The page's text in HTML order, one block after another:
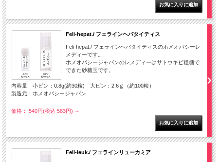
Feli-hepat./ フェラインヘパタイティス
Feli-hepat./ フェラインヘパタイティスのホメオパシーレ
メディーです。
ホメオパシージャパンのレメディーはサトウキビ粗糖で
できた砂糖玉です。
内容量 小ビン：0.8g(約30粒) 大ビン：2.6ｇ（約100粒）
製造元：ホメオパシージャパン
価格： 540円(税込 583円) ～
Feli-leuk./ フェラインリューカミア